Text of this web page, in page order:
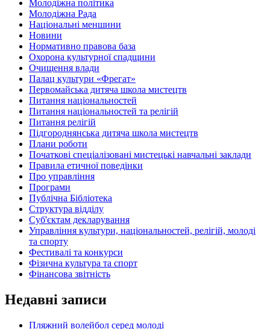
Молодіжна політика
Молодіжна Рада
Національні меншини
Новини
Нормативно правова база
Охорона культурної спадщини
Очищення влади
Палац культури «Фрегат»
Первомайська дитяча школа мистецтв
Питання національностей
Питання національностей та релігій
Питання релігій
Підгороднянська дитяча школа мистецтв
Плани роботи
Початкові спеціалізовані мистецькі навчальні заклади
Правила етичної поведінки
Про управління
Програми
Публічна Бібліотека
Структура відділу
Суб'єктам декларування
Управління культури, національностей, релігій, молоді
та спорту
Фестивалі та конкурси
Фізична культура та спорт
Фінансова звітність
Недавні записи
Пляжний волейбол серед молоді